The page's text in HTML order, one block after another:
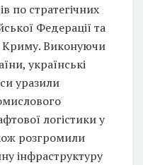
по стратегічних
Федерації та
Криму. Виконуючи
українські
уразили
логістики у
розгромили
інфраструктуру